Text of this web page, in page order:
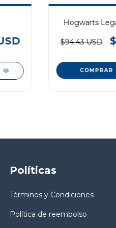
Hogwarts
$94.43 USD
COMPRAR
Políticas
Términos y Condiciones
Política de reembolso